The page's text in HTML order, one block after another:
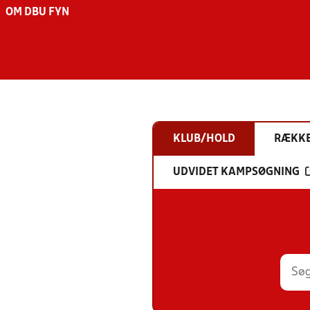
OM DBU FYN
KLUB/HOLD
UDVIDET KAMPSØGNING